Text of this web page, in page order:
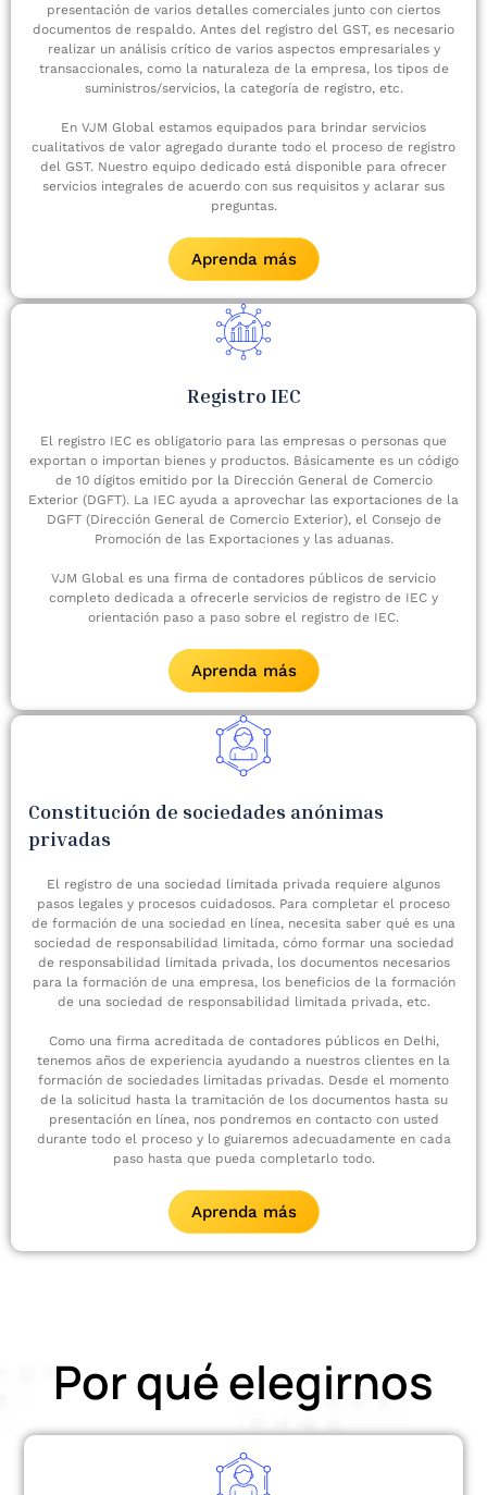
presentación de varios detalles comerciales junto con ciertos
documentos de respaldo. Antes del registro del GST, es necesario
realizar un análisis crítico de varios aspectos empresariales y
transaccionales, como la naturaleza de la empresa, los tipos de
suministros/servicios, la categoría de registro, etc.
En VJM Global estamos equipados para brindar servicios
cualitativos de valor agregado durante todo el proceso de registro
del GST. Nuestro equipo dedicado está disponible para ofrecer
servicios integrales de acuerdo con sus requisitos y aclarar sus
preguntas.
Aprenda más
Registro IEC
El registro IEC es obligatorio para las empresas o personas que
exportan o importan bienes y productos. Básicamente es un código
de 10 dígitos emitido por la Dirección General de Comercio
Exterior (DGFT). La IEC ayuda a aprovechar las exportaciones de la
DGFT (Dirección General de Comercio Exterior), el Consejo de
Promoción de las Exportaciones y las aduanas.
VJM Global es una firma de contadores públicos de servicio
completo dedicada a ofrecerle servicios de registro de IEC y
orientación paso a paso sobre el registro de IEC.
Aprenda más
Constitución de sociedades anónimas
privadas
El registro de una sociedad limitada privada requiere algunos
pasos legales y procesos cuidadosos. Para completar el proceso
de formación de una sociedad en línea, necesita saber qué es una
sociedad de responsabilidad limitada, cómo formar una sociedad
de responsabilidad limitada privada, los documentos necesarios
para la formación de una empresa, los beneficios de la formación
de una sociedad de responsabilidad limitada privada, etc.
Como una firma acreditada de contadores públicos en Delhi,
tenemos años de experiencia ayudando a nuestros clientes en la
formación de sociedades limitadas privadas. Desde el momento
de la solicitud hasta la tramitación de los documentos hasta su
presentación en línea, nos pondremos en contacto con usted
durante todo el proceso y lo guiaremos adecuadamente en cada
paso hasta que pueda completarlo todo.
Aprenda más
Por qué elegirnos